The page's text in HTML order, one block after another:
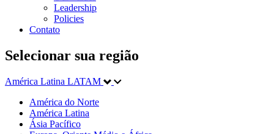
Leadership
Policies
Contato
Selecionar sua região
América Latina LATAM
América do Norte
América Latina
Ásia Pacífico